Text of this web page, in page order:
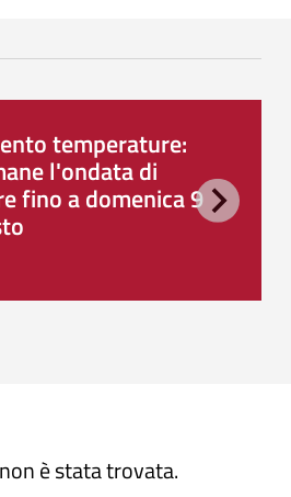
temperature:
l'ondata di
fino a domenica 9
è stata trovata.